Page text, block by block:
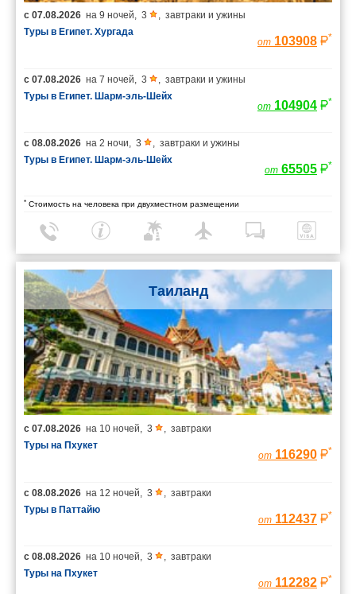
с 07.08.2026 на 9 ночей, 3 , завтраки и ужины
Туры в Египет. Хургада
от 103908 *
с 07.08.2026 на 7 ночей, 3 , завтраки и ужины
Туры в Египет. Шарм-эль-Шейх
от 104904 *
с 08.08.2026 на 2 ночи, 3 , завтраки и ужины
Туры в Египет. Шарм-эль-Шейх
от 65505 *
* Стоимость на человека при двухместном размещении
Таиланд
с 07.08.2026 на 10 ночей 3
завтраки
Туры на Пхукет
от 116290 *
с 08.08.2026 на 12 ночей 3
завтраки
Туры в Паттайю
от 112437 *
с 08.08.2026 на 10 ночей 3
завтраки
Туры на Пхукет
от 112282 *